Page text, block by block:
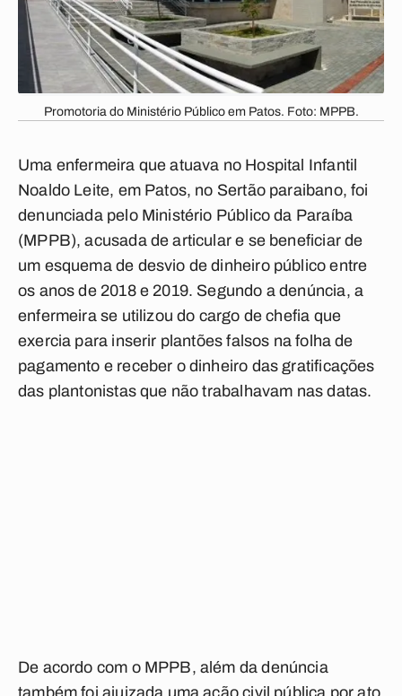
Promotoria do Ministério Público em Patos. Foto: MPPB.
Uma enfermeira que atuava no Hospital Infantil
Noaldo Leite, em Patos, no Sertão paraibano, foi
denunciada pelo Ministério Público da Paraíba
(MPPB), acusada de articular e se beneficiar de
um esquema de desvio de dinheiro público entre
os anos de 2018 e 2019. Segundo a denúncia, a
enfermeira se utilizou do cargo de chefia que
exercia para inserir plantões falsos na folha de
pagamento e receber o dinheiro das gratificações
das plantonistas que não trabalhavam nas datas.
De acordo com o MPPB, além da denúncia
também foi ajuizada uma ação civil pública por ato